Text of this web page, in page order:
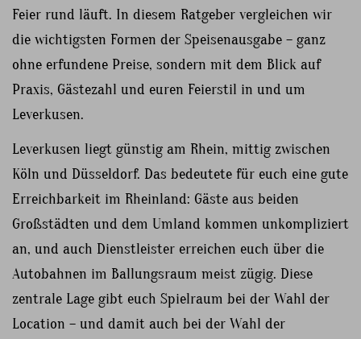
Feier rund läuft. In diesem Ratgeber vergleichen wir
die wichtigsten Formen der Speisenausgabe – ganz
ohne erfundene Preise, sondern mit dem Blick auf
Praxis, Gästezahl und euren Feierstil in und um
Leverkusen.
Leverkusen liegt günstig am Rhein, mittig zwischen
Köln und Düsseldorf. Das bedeutete für euch eine gute
Erreichbarkeit im Rheinland: Gäste aus beiden
Großstädten und dem Umland kommen unkompliziert
an, und auch Dienstleister erreichen euch über die
Autobahnen im Ballungsraum meist zügig. Diese
zentrale Lage gibt euch Spielraum bei der Wahl der
Location – und damit auch bei der Wahl der